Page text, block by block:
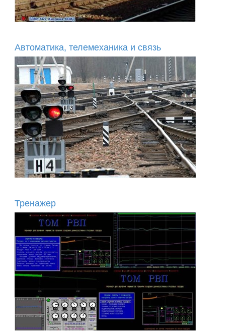
Автоматика, телемеханика и связь
Тренажер